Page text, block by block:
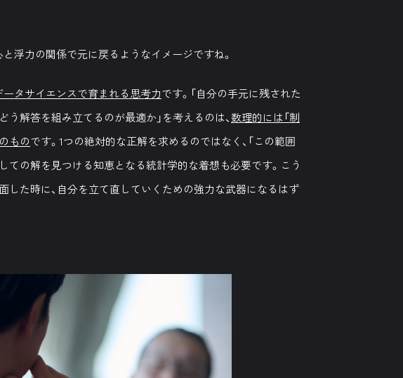
浮力の関係で元に戻るようなイメージですね。
ータサイエンスで育まれる思考力です。「自分の手元に残された
解答を組み立てるのが最適か」を考えるのは、数理的には「制
ものです。1つの絶対的な正解を求めるのではなく、「この範囲
ての解を見つける知恵となる統計学的な着想も必要です。こう
した時に、自分を立て直していくための強力な武器になるはず